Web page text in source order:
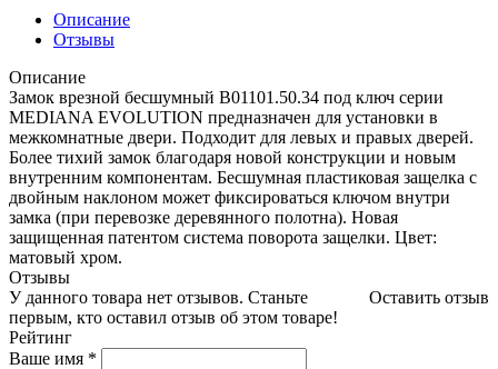
Описание
Отзывы
Описание
Замок врезной бесшумный B01101.50.34 под ключ серии
MEDIANA EVOLUTION предназначен для установки в
межкомнатные двери. Подходит для левых и правых дверей.
Более тихий замок благодаря новой конструкции и новым
внутренним компонентам. Бесшумная пластиковая защелка с
двойным наклоном может фиксироваться ключом внутри
замка (при перевозке деревянного полотна). Новая
защищенная патентом система поворота защелки. Цвет:
матовый хром.
Отзывы
Оставить отзыв
У данного товара нет отзывов. Станьте
первым, кто оставил отзыв об этом товаре!
Рейтинг
Ваше имя *